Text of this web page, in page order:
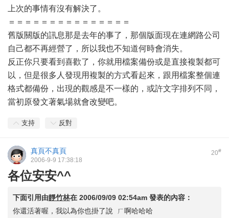
上次的事情有沒有解決了。
＝＝＝＝＝＝＝＝＝＝＝＝＝＝＝
舊版關版的訊息那是去年的事了，那個版面現在連網路公司
自己都不再經營了，所以我也不知道何時會消失。
反正你只要看到喜歡了，你就用檔案備份或是直接複製都可
以，但是很多人發現用複製的方式看起來，跟用檔案整個連
格式都備份，出現的觀感是不一樣的，或許文字排列不同，
當初原發文著氣場就會改變吧。
支持 反對
20#
真頁不真頁
2006-9-9 17:38:18
各位安安^^
下面引用由靜竹林在 2006/09/09 02:54am 發表的內容：
你還活著喔，我以為你也掛了說 ㄏ啊哈哈哈